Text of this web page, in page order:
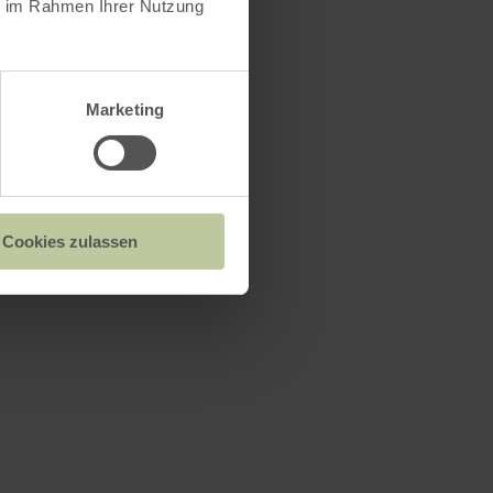
Rahmen Ihrer Nutzung
Marketing
Cookies zulassen
sur le
victimes à
grand
a été
y